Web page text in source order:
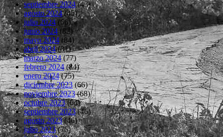
septiembre 2024(43)
agosto 2024(45)
julio 2024(66)
junio 2024 (82)
mayo 2024 (84)
abril 2024(81)
marzo 2024(77)
febrero 2024(84)
enero 2024(75)
diciembre 2023(66)
noviembre 2023(68)
octubre 2023(64)
septiembre 2023(46)
agosto 2023(46)
julio 2023(75)